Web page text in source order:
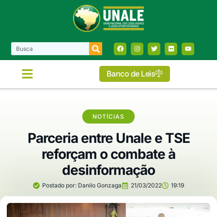
Banco de Leis
NOTÍCIAS
Parceria entre Unale e TSE
reforçam o combate à
desinformação
Postado por: Danilo Gonzaga 21/03/2022 19:19